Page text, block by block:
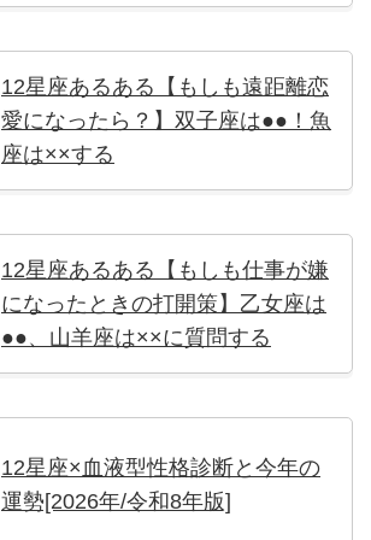
12星座あるある【もしも遠距離恋
愛になったら？】双子座は●●！魚
座は××する
12星座あるある【もしも仕事が嫌
になったときの打開策】乙女座は
●●、山羊座は××に質問する
12星座×血液型性格診断と今年の
運勢[2026年/令和8年版]